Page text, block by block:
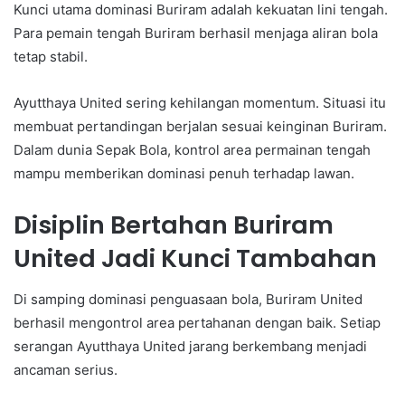
Kunci utama dominasi Buriram adalah kekuatan lini tengah.
Para pemain tengah Buriram berhasil menjaga aliran bola
tetap stabil.
Ayutthaya United sering kehilangan momentum. Situasi itu
membuat pertandingan berjalan sesuai keinginan Buriram.
Dalam dunia Sepak Bola, kontrol area permainan tengah
mampu memberikan dominasi penuh terhadap lawan.
Disiplin Bertahan Buriram
United Jadi Kunci Tambahan
Di samping dominasi penguasaan bola, Buriram United
berhasil mengontrol area pertahanan dengan baik. Setiap
serangan Ayutthaya United jarang berkembang menjadi
ancaman serius.